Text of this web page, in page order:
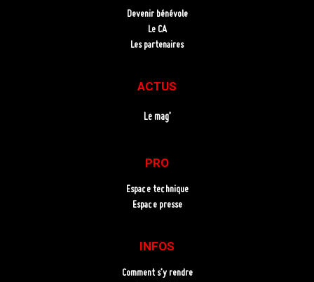
Devenir bénévole
Le CA
Les partenaires
ACTUS
Le mag’
PRO
Espace technique
Espace presse
INFOS
Comment s’y rendre